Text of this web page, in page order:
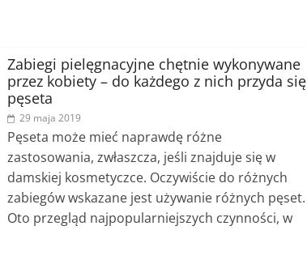
Zabiegi pielęgnacyjne chętnie wykonywane
przez kobiety – do każdego z nich przyda się
pęseta
29 maja 2019
Pęseta może mieć naprawdę różne
zastosowania, zwłaszcza, jeśli znajduje się w
damskiej kosmetyczce. Oczywiście do różnych
zabiegów wskazane jest używanie różnych pęset.
Oto przegląd najpopularniejszych czynności, w